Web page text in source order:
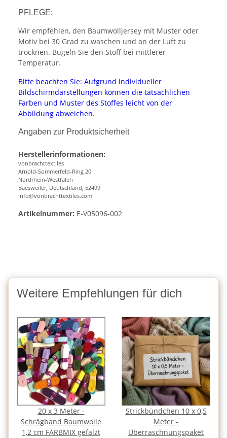
PFLEGE:
Wir empfehlen, den Baumwolljersey mit Muster oder
Motiv bei 30 Grad zu waschen und an der Luft zu
trocknen. Bügeln Sie den Stoff bei mittlerer
Temperatur.
Bitte beachten Sie: Aufgrund individueller
Bildschirmdarstellungen können die tatsächlichen
Farben und Muster des Stoffes leicht von der
Abbildung abweichen.
Angaben zur Produktsicherheit
Herstellerinformationen:
vonbrachttextiles
Arnold-Sommerfeld-Ring 20
Nordrhein-Westfalen
Baesweiler, Deutschland, 52499
info@vonbrachttextiles.com
Artikelnummer: E-V05096-002
Weitere Empfehlungen für dich
20 x 3 Meter -
Schrägband Baumwolle
1,2 cm FARBMIX gefalzt
Strickbündchen 10 x 0,5
Meter -
Überraschnungspaket